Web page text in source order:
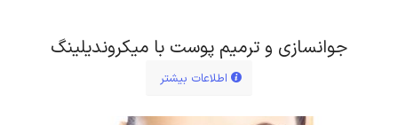
جوانسازی و ترمیم پوست با میکروندیلینگ
اطلاعات بیشتر